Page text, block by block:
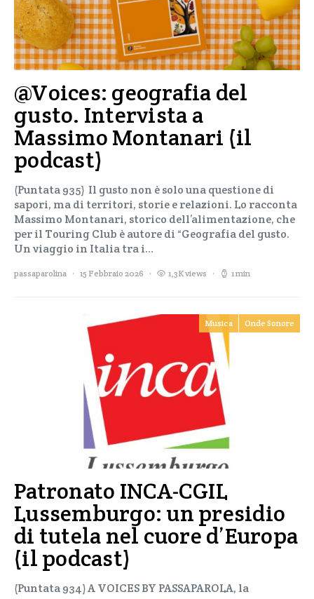
@Voices: geografia del
gusto. Intervista a
Massimo Montanari (il
podcast)
(Puntata 935) Il gusto non è solo una questione di
sapori, ma di territori, storie e relazioni. Lo racconta
Massimo Montanari, storico dell’alimentazione, che
per il Touring Club è autore di “Geografia del gusto.
Un viaggio in Italia tra i…
passaparolina 15 Febbraio 2026 1,3K views 1 min
Musica Onde Sonore
Patronato INCA-CGIL
Lussemburgo: un presidio
di tutela nel cuore d’Europa
(il podcast)
(Puntata 934) A VOICES BY PASSAPAROLA, la